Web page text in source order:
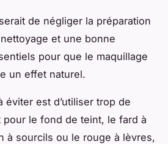
de négliger la préparation
et une bonne
pour que le maquillage
un effet naturel.
éviter est d’utiliser trop de
pour le fond de teint, le fard à
à sourcils ou le rouge à lèvres,